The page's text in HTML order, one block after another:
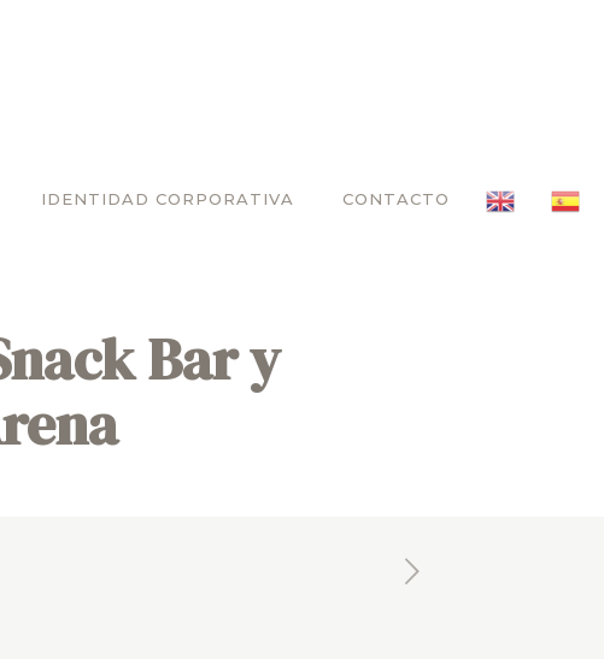
IDENTIDAD CORPORATIVA CONTACTO
Bar y